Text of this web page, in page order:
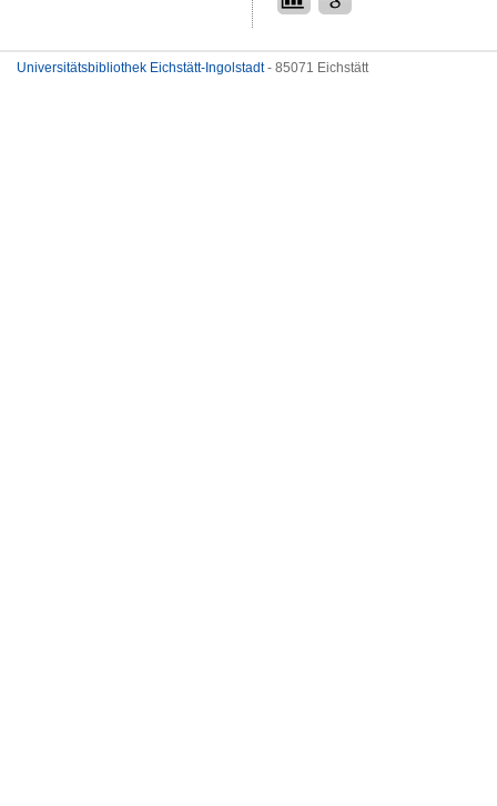
Universitätsbibliothek Eichstätt-Ingolstadt- 85071 Eichstätt